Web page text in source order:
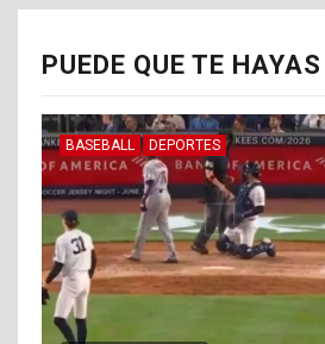
PUEDE QUE TE
BASEBALL DEPORTES